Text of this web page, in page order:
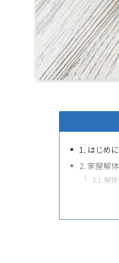
1. はじめに
2. 家屋解
2.1. 解